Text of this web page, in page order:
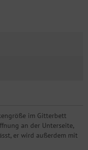
im Gitterbett
an der Unterseite,
er wird außerdem mit